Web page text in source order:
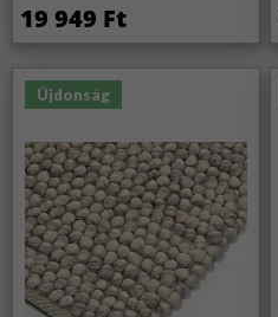
19 949 Ft
Újdonság